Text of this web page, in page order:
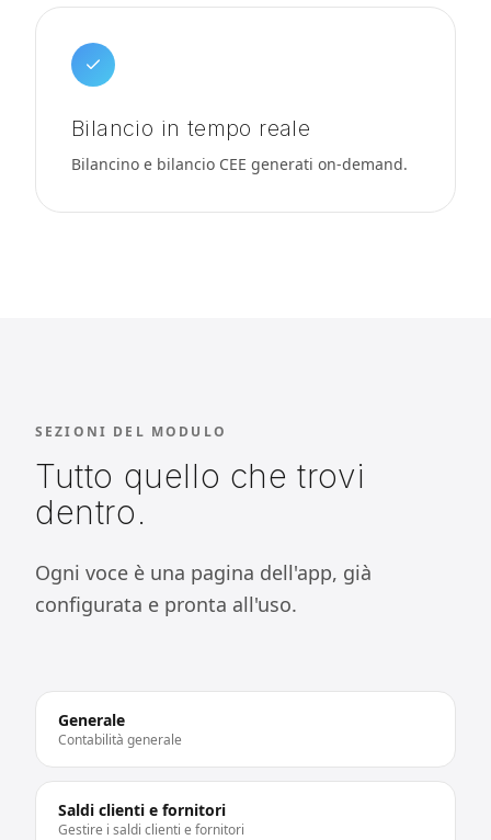
Bilancio in tempo reale
Bilancino e bilancio CEE generati on-demand.
SEZIONI DEL MODULO
Tutto quello che trovi
dentro.
Ogni voce è una pagina dell'app, già
configurata e pronta all'uso.
Generale
Contabilità generale
Saldi clienti e fornitori
Gestire i saldi clienti e fornitori